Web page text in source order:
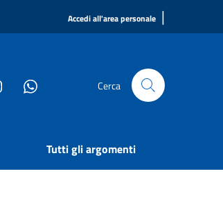
Accedi all'area personale |
Cerca
Tutti gli argomenti